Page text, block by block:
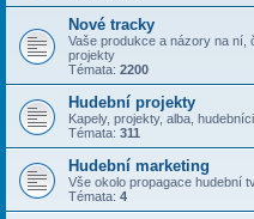
Nové tracky
Vaše produkce a názory na ní,
projekty
Témata: 2200
Hudební projekty
Kapely, projekty, alba,
Témata: 311
Hudební marketing
Vše okolo propagace hudební
Témata: 4